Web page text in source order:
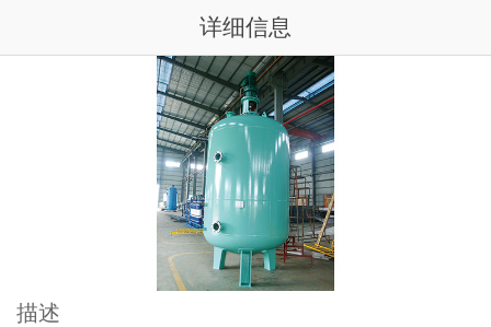
详细信息
描述